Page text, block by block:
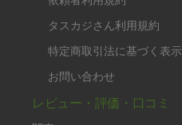
タスカジさん利用規約
特定商取引法に基づく表示
お問い合わせ
レビュー・評価・口コミ